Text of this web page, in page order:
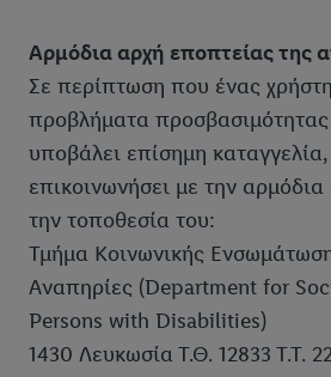
Αρμόδια αρχή εποπτείας της
Σε περίπτωση που ένας
προβλήματα προσβασιμότητας
υποβάλει επίσημη
επικοινωνήσει με την
την τοποθεσία του:
Τμήμα Κοινωνικής
Αναπηρίες (Department for
Persons with Disabilities)
1430 Λευκωσία Τ.Θ. 12833 Τ.Τ.